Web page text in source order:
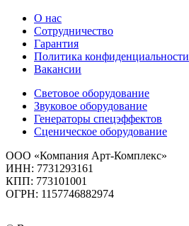
О нас
Сотрудничество
Гарантия
Политика конфиденциальности
Вакансии
Световое оборудование
Звуковое оборудование
Генераторы спецэффектов
Сценическое оборудование
ООО «Компания Арт-Комплекс»
ИНН: 7731293161
КПП: 773101001
ОГРН: 1157746882974